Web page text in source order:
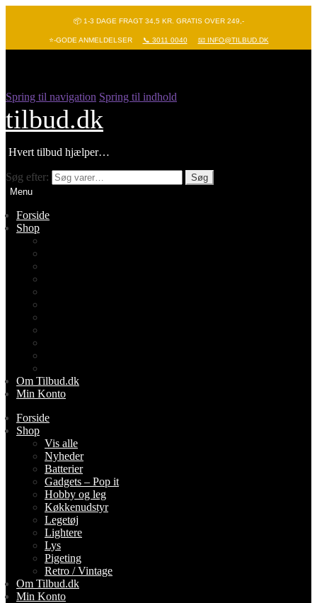
📦 1-3 DAGE FRAGT 34,5 KR. GRATIS OVER 249,-
⭐-GODE ANMELDELSER 📞 3011 0040 📧 INFO@TILBUD.DK
Spring til navigation Spring til indhold
tilbud.dk
Hvert tilbud hjælper…
Søg efter:
Søg
Menu
Forside
Shop
Om Tilbud.dk
Min Konto
Forside
Shop
Vis alle
Nyheder
Batterier
Gadgets – Pop it
Hobby og leg
Køkkenudstyr
Legetøj
Lightere
Lys
Pigeting
Retro / Vintage
Om Tilbud.dk
Min Konto